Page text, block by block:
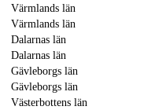
Värmlands län
Värmlands län
Dalarnas län
Dalarnas län
Gävleborgs län
Gävleborgs län
Västerbottens län